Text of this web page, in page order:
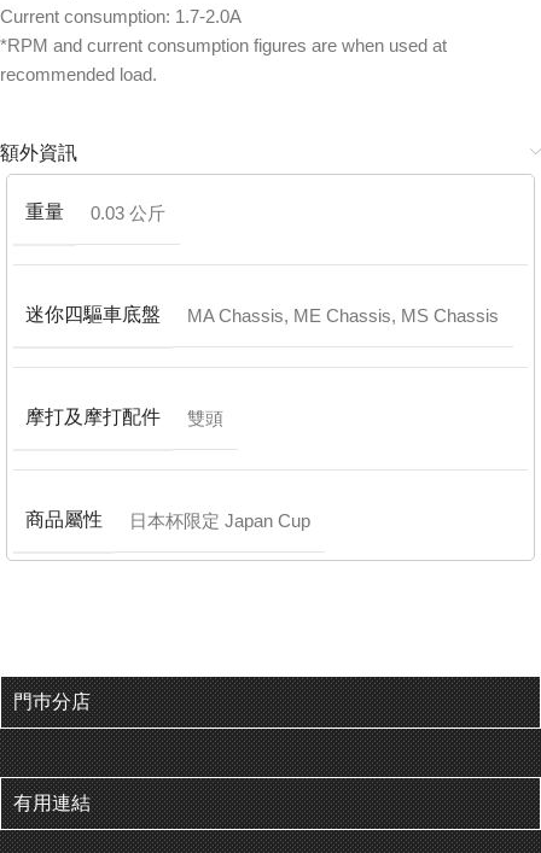
Current consumption: 1.7-2.0A
*RPM and current consumption figures are when used at
recommended load.
額外資訊
重量 0.03 公斤
迷你四驅車底盤 MA Chassis, ME Chassis, MS Chassis
摩打及摩打配件 雙頭
商品屬性 日本杯限定 Japan Cup
門巿分店
有用連結